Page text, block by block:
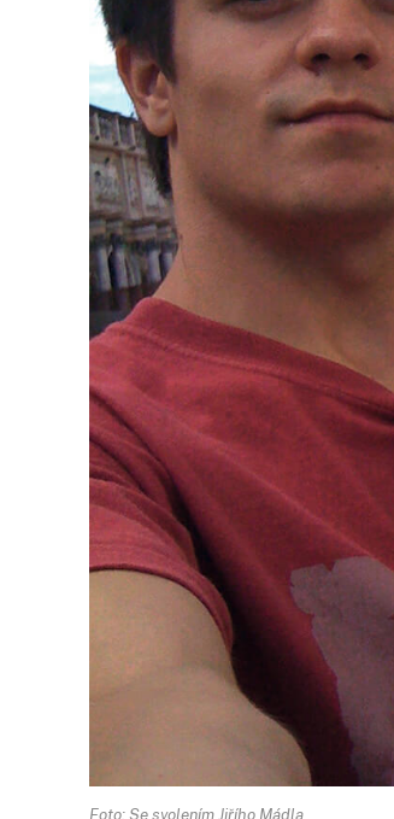
Foto: Se svolením Jiřího Mádla